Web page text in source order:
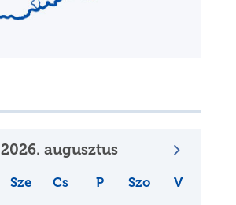
2026. augusztus
Sze Cs P Szo V